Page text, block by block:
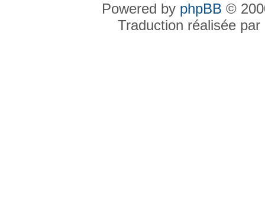
Powered by phpBB ©
Traduction réalisée par